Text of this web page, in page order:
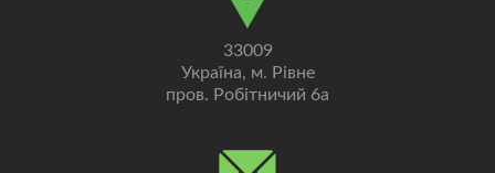
33009
Україна, м. Рівне
пров. Робітничий 6а